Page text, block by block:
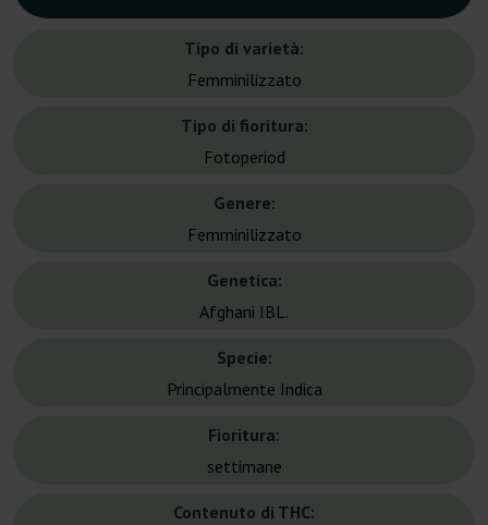
Tipo di varietà:
Femminilizzato
Tipo di fioritura:
Fotoperiod
Genere:
Femminilizzato
Genetica:
Afghani IBL.
Specie:
Principalmente Indica
Fioritura:
settimane
Contenuto di THC: